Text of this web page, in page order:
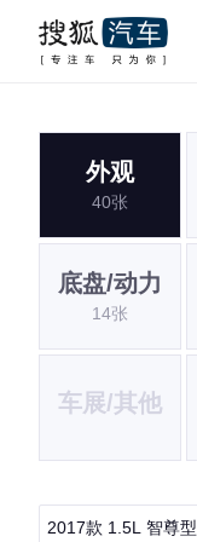
外观
40张
底盘/动力
14张
车展/其他
2017款 1.5L 智尊型